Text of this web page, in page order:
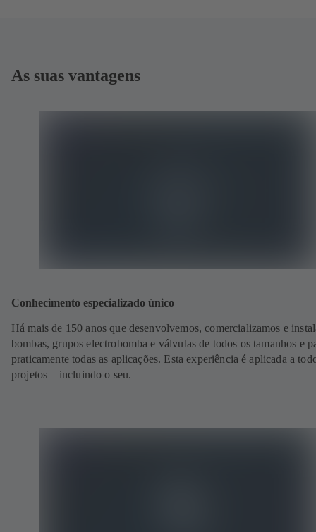
As suas vantagens
Conhecimento especializado único
Há mais de 150 anos que desenvolvemos, comercializamos e
bombas, grupos electrobomba e válvulas de todos os tamanhos e
praticamente todas as aplicações. Esta experiência é aplicada a
projetos – incluindo o seu.